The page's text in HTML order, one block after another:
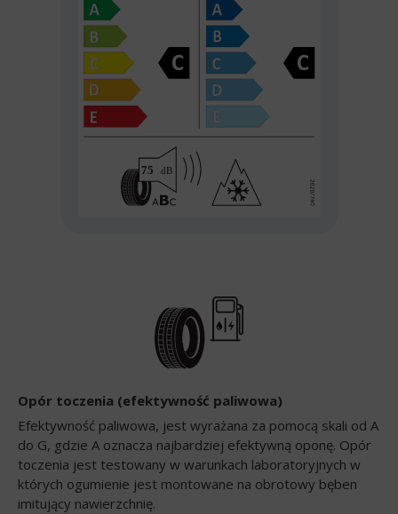
Opór toczenia (efektywność paliwowa)
Efektywność paliwowa, jest wyrażana za pomocą skali od A
do G, gdzie A oznacza najbardziej efektywną oponę. Opór
toczenia jest testowany w warunkach laboratoryjnych w
których ogumienie jest montowane na obrotowy bęben
imitujący nawierzchnię.